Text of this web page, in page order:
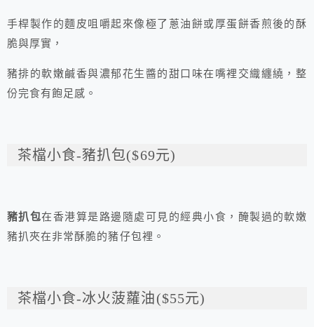
手桿製作的麵皮咀嚼起來像極了蔥油餅或厚蛋餅香煎後的酥
脆與厚實，
豬排的軟嫩鹹香與濃郁花生醬的甜口味在嘴裡交織纏繞，整
份完食有飽足感。
茶檔小食-豬扒包($69元)
豬扒包在香港算是路邊隨處可見的經典小食，醃製過的軟嫩
豬扒夾在非常酥脆的豬仔包裡。
茶檔小食-冰火菠蘿油($55元)